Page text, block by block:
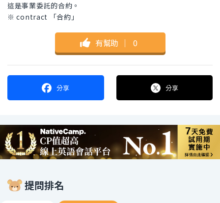
這是事業委託的合約。
※ contract 「合約」
有幫助 ｜ 0
分享 分享
提問排名